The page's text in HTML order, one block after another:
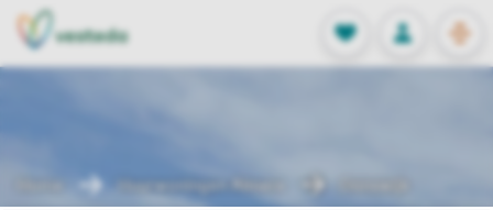
FAVORIETEN
Opgeslagen
INLOGGEN
NL
EN
Huurwoningen Almere